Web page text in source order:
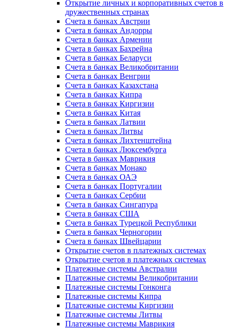
Открытие личных и корпоративных счетов в
дружественных странах
Счета в банках Австрии
Счета в банках Андорры
Счета в банках Армении
Счета в банках Бахрейна
Счета в банках Беларуси
Счета в банках Великобритании
Счета в банках Венгрии
Счета в банках Казахстана
Счета в банках Кипра
Счета в банках Киргизии
Счета в банках Китая
Счета в банках Латвии
Счета в банках Литвы
Счета в банках Лихтенштейна
Счета в банках Люксембурга
Счета в банках Маврикия
Счета в банках Монако
Счета в банках ОАЭ
Счета в банках Португалии
Счета в банках Сербии
Счета в банках Сингапура
Счета в банках США
Счета в банках Турецкой Республики
Счета в банках Черногории
Счета в банках Швейцарии
Открытие счетов в платежных системах
Открытие счетов в платежных системах
Платежные системы Австралии
Платежные системы Великобритании
Платежные системы Гонконга
Платежные системы Кипра
Платежные системы Киргизии
Платежные системы Литвы
Платежные системы Маврикия